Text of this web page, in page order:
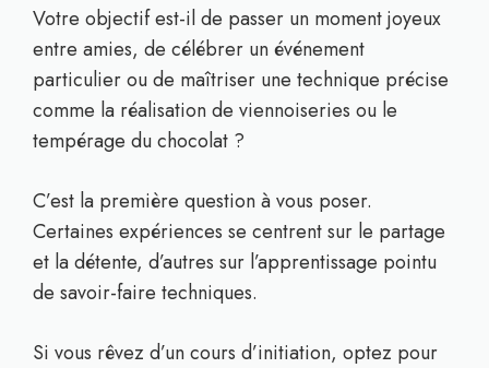
Votre objectif est-il de passer un moment joyeux
entre amies, de célébrer un événement
particulier ou de maîtriser une technique précise
comme la réalisation de viennoiseries ou le
tempérage du chocolat ?
C’est la première question à vous poser.
Certaines expériences se centrent sur le partage
et la détente, d’autres sur l’apprentissage pointu
de savoir-faire techniques.
Si vous rêvez d’un cours d’initiation, optez pour